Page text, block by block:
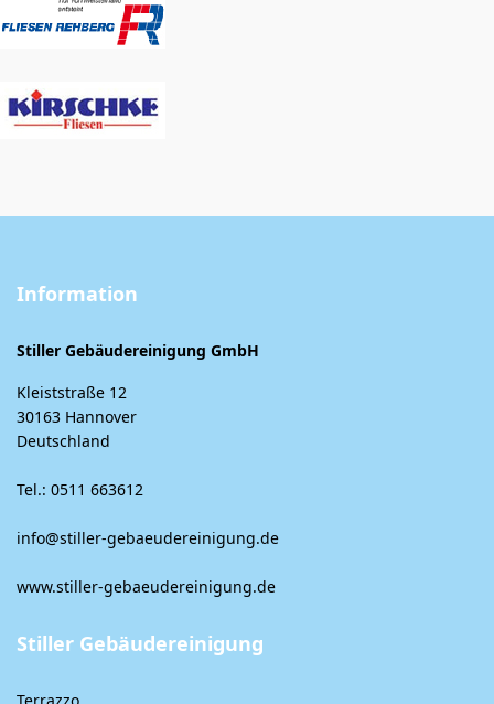
Information
Stiller Gebäudereinigung GmbH
Kleiststraße 12
30163 Hannover
Deutschland
Tel.: 0511 663612
info@stiller-gebaeudereinigung.de
www.stiller-gebaeudereinigung.de
Stiller Gebäudereinigung